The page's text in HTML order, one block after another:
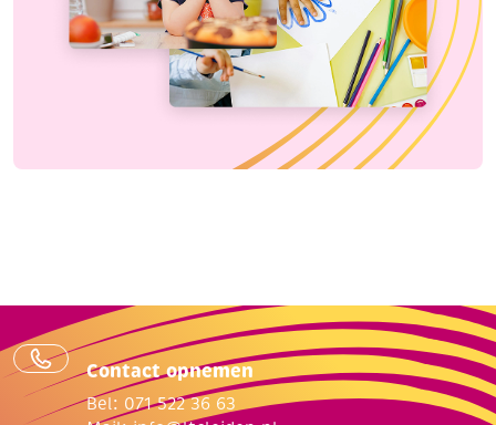
Contact opnemen
Bel: 071 522 36 63